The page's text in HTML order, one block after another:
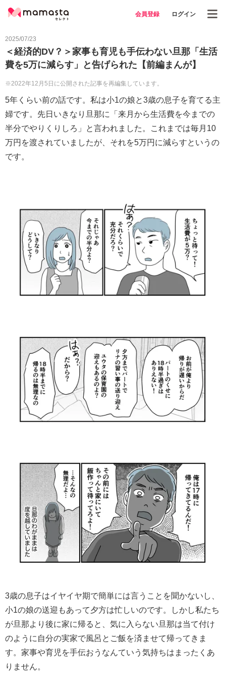
会員登録 ログイン
2025/07/23
＜経済的DV？＞家事も育児も手伝わない旦那「生活
費を5万に減らす」と告げられた【前編まんが】
※2022年12月5日に公開された記事を再編集しています。
5年くらい前の話です。私は小1の娘と3歳の息子を育てる主
婦です。先日いきなり旦那に「来月から生活費を今までの
半分でやりくりしろ」と言われました。これまでは毎月10
万円を渡されていましたが、それを5万円に減らすというの
です。
3歳の息子はイヤイヤ期で簡単には言うことを聞かないし、
小1の娘の送迎もあって夕方は忙しいのです。しかし私たち
が旦那より後に家に帰ると、気に入らない旦那は当て付け
のように自分の実家で風呂とご飯を済ませて帰ってきま
す。家事や育児を手伝おうなんていう気持ちはまったくあ
りません。